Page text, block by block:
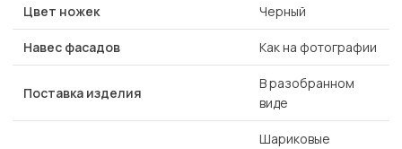
Цвет ножек Черный
Навес фасадов Как на фотографии
Поставка изделия
В разобранном
виде
Шариковые